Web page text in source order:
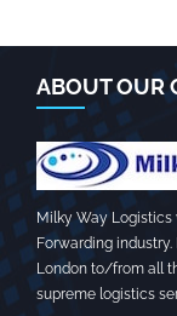
ABOUT OUR
Milky Way Logistics
Forwarding
London to/from all
supreme logistics